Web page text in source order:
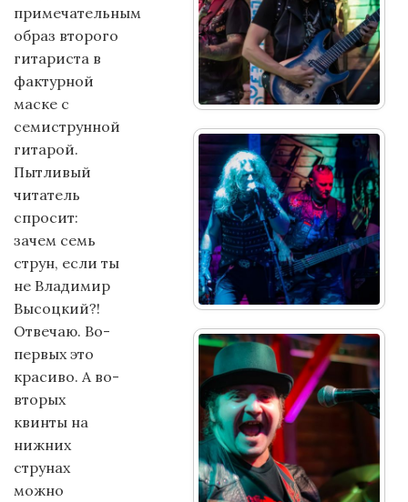
примечательным
образ второго
гитариста в
фактурной
маске с
семиструнной
гитарой.
Пытливый
читатель
спросит:
зачем семь
струн, если ты
не Владимир
Высоцкий?!
Отвечаю. Во-
первых это
красиво. А во-
вторых
квинты на
нижних
струнах
можно